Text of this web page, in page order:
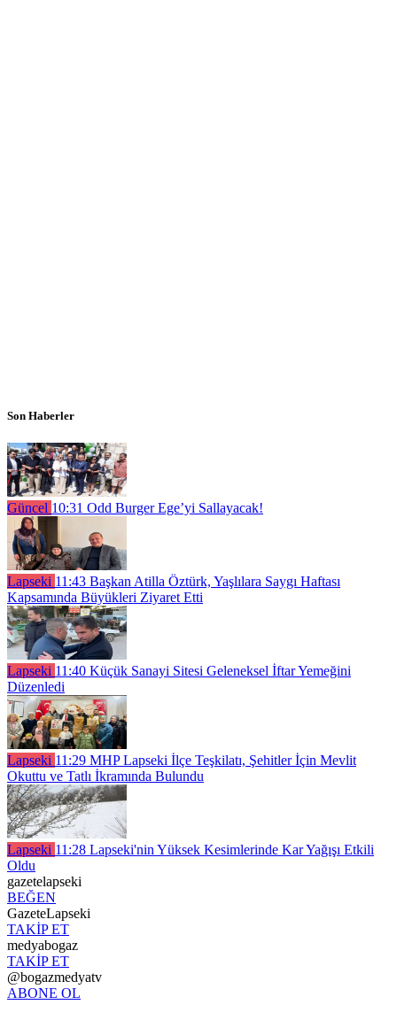
Son Haberler
Güncel 10:31 Odd Burger Ege’yi Sallayacak!
Lapseki 11:43 Başkan Atilla Öztürk, Yaşlılara Saygı Haftası
Kapsamında Büyükleri Ziyaret Etti
Lapseki 11:40 Küçük Sanayi Sitesi Geleneksel İftar Yemeğini
Düzenledi
Lapseki 11:29 MHP Lapseki İlçe Teşkilatı, Şehitler İçin Mevlit
Okuttu ve Tatlı İkramında Bulundu
Lapseki 11:28 Lapseki'nin Yüksek Kesimlerinde Kar Yağışı Etkili
Oldu
gazetelapseki
BEĞEN
GazeteLapseki
TAKİP ET
medyabogaz
TAKİP ET
@bogazmedyatv
ABONE OL